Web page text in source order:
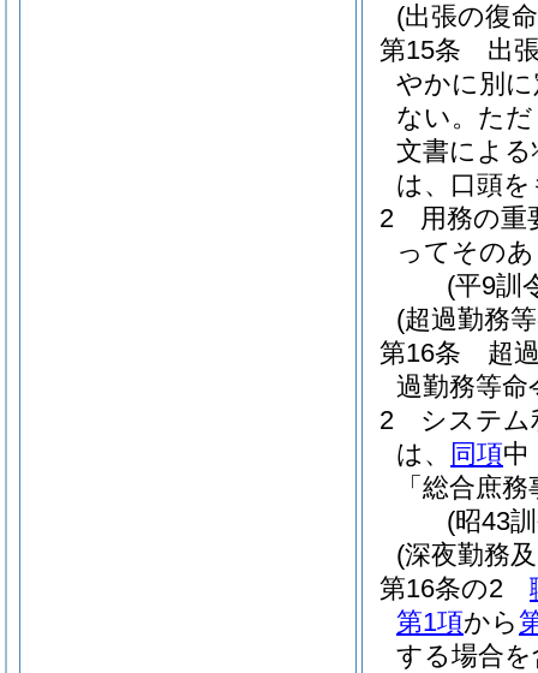
(出張の復
第15条
出
やかに別
ない。 た
文書によ
は、口頭
2
用務の重
ってその
(平9訓
(超過勤務
第16条
超
過勤務等
2
システム
は、
同項中
「総合庶
(昭43
(深夜勤務
第16条の2
第1項から
する場合